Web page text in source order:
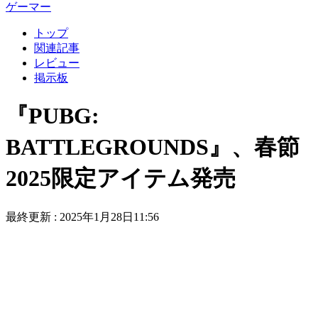
ゲーマー
トップ
関連記事
レビュー
掲示板
『PUBG:
BATTLEGROUNDS』、春節
2025限定アイテム発売
最終更新 : 2025年1月28日11:56